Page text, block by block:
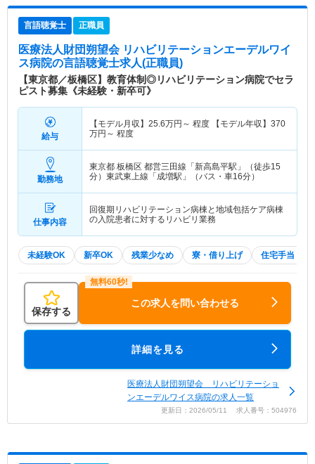
言語聴覚士 正職員
医療法人財団朔望会 リハビリテーションエーデルワイ
ス病院の言語聴覚士求人(正職員)
【東京都／板橋区】教育体制◎リハビリテーション病院でセラ
ピスト募集《未経験・新卒可》
給与
【モデル月収】 25.6万円～ 程度 【モデル年収】 370
万円～ 程度
勤務地
東京都 板橋区 都営三田線「新高島平駅」（徒歩15
分）東武東上線「成増駅」（バス・車16分）
仕事内容
回復期リハビリテーション病棟と地域包括ケア病棟
の入院患者に対するリハビリ業務
未経験OK 新卒OK 残業少なめ 寮・借り上げ 住宅手当・補
保存する
この求人を問い合わせる
詳細を見る
医療法人財団朔望会 リハビリテーショ
ンエーデルワイス病院の求人一覧
更新日：2026/05/11 求人番号：504976